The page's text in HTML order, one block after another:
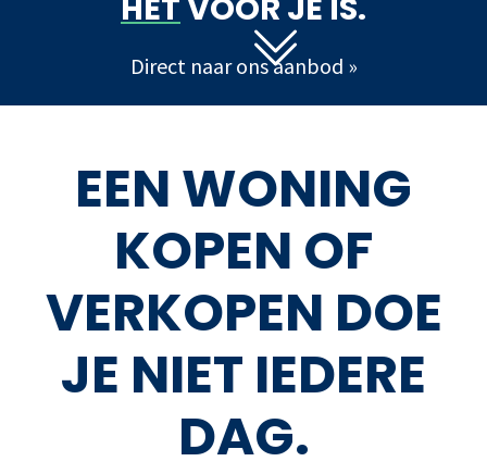
HETVOOR JE IS.
Direct naar ons aanbod »
EEN WONING
KOPEN OF
VERKOPEN DOE
JE NIET IEDERE
DAG.